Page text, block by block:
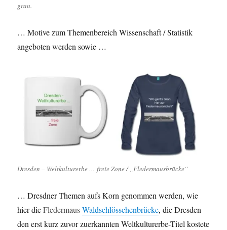
grau.
… Motive zum Themenbereich Wissenschaft / Statistik
angeboten werden sowie …
Dresden – Weltkulturerbe … freie Zone / „Fledermausbrücke“
… Dresdner Themen aufs Korn genommen werden, wie
hier dieFledermausWaldschlösschenbrücke, die Dresden
den erst kurz zuvor zuerkannten Weltkulturerbe-Titel kostete